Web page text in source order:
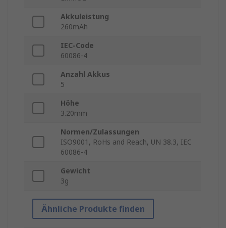
Akkuleistung
260mAh
IEC-Code
60086-4
Anzahl Akkus
5
Höhe
3.20mm
Normen/Zulassungen
ISO9001, RoHs and Reach, UN 38.3, IEC
60086-4
Gewicht
3g
Ähnliche Produkte finden